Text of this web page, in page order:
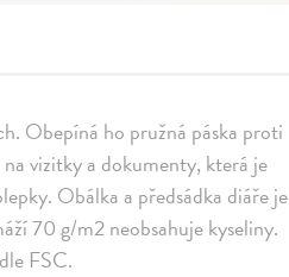
Obepíná ho pružná páska proti
vizitky a dokumenty, která je
Obálka a předsádka diáře je
70 g/m2 neobsahuje kyseliny.
FSC.